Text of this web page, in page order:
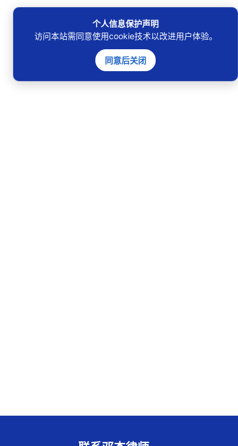
个人信息保护声明
访问本站需同意使用cookie技术以改进用户体验。
同意后关闭